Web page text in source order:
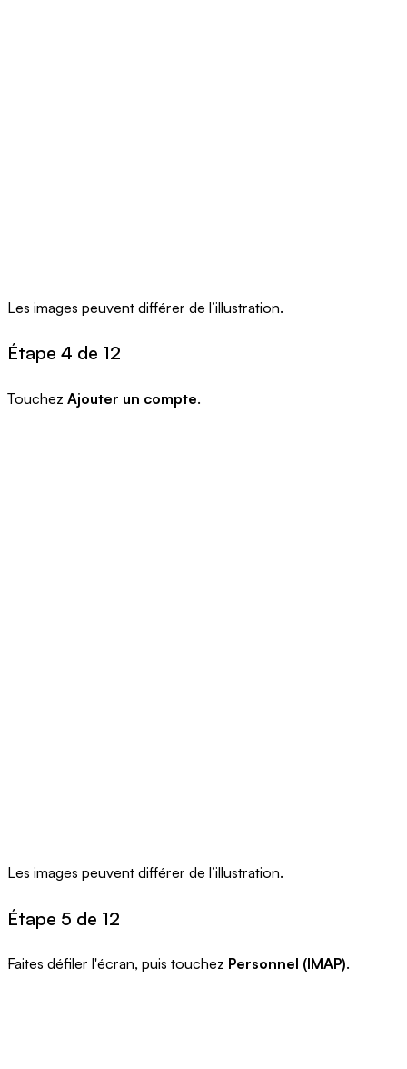
Les images peuvent différer de l’illustration.
Étape 4 de 12
Touchez Ajouter un compte.
Les images peuvent différer de l’illustration.
Étape 5 de 12
Faites défiler l'écran, puis touchez Personnel (IMAP).